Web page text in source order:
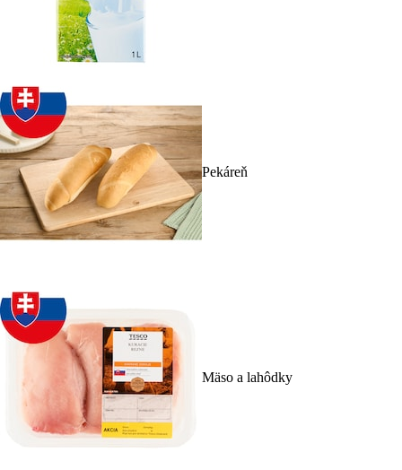
Pekáreň
Mäso a lahôdky